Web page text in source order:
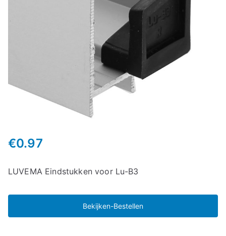
€0.97
LUVEMA Eindstukken voor Lu-B3
Bekijken-Bestellen